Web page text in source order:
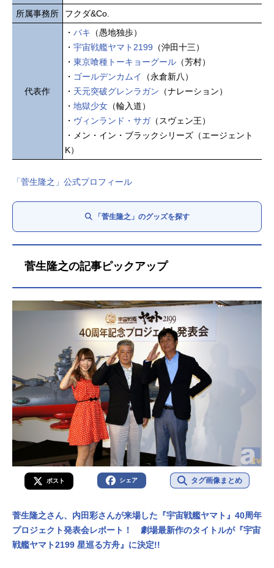
所属事務所
フクダ&Co.
代表作
・ バキ （愚地独歩）
・ 宇宙戦艦ヤマト2199 （沖田十三）
・ 東京喰種トーキョーグール （芳村）
・ ゴールデンカムイ
（永倉新八）
・ 天元突破グレンラガン （ナレーション）
・ 地獄少女 （輪入道）
・ ヴィンランド・サガ（スヴェン王）
・メン・イン・ブラックシリーズ（エージェント
K）
「菅生隆之」公式プロフィール
「菅生隆之」のグッズを探す
菅生隆之の記事ピックアップ
ポスト シェア タグ画像まとめ
菅生隆之さん、内田彩さんが来場した『宇宙戦艦ヤマト』40周年
プロジェクト発表会レポート！ 劇場最新作のタイトルが『宇宙
戦艦ヤマト2199 星巡る方舟』に決定!!